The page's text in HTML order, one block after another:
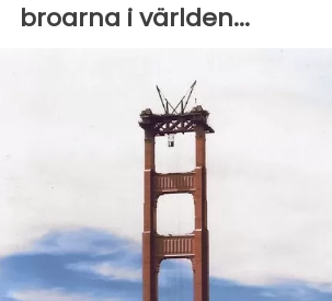
broarna i världen...